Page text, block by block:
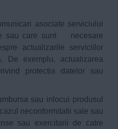
asociate serviciului
sau care sunt necesare
actualizarile serviciilor
De exemplu, actualizarea
protectia datelor sau
sau inlocui produsul
neconformitatii sale sau
sau exercitarii de catre